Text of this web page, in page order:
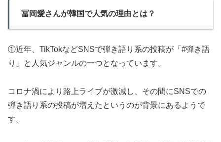
冨岡愛さんが韓国で人気の理由とは？
①近年、TikTokなどSNSで弾き語り系の投稿が「#弾き語
り」と人気ジャンルの一つとなっています。
コロナ渦により路上ライブが激減し、その間にSNSでの
弾き語り系の投稿が増えたというのが背景にあるようで
す。